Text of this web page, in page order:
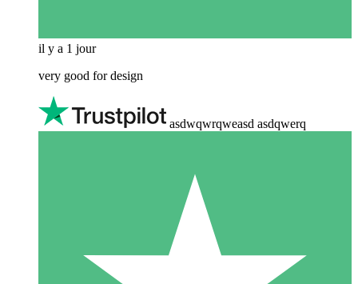
il y a 1 jour
very good for design
asdwqwrqweasd asdqwerq